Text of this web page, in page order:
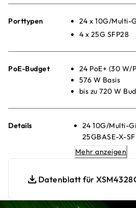
Porttypen
24 x 10G/Multi-
4 x 25G SFP28
PoE-Budget
24 PoE+ (30 W/
576 W Basis
bis zu 720 W
Details
24 10G/Multi-
25GBASE-X-
880 W internes
1 Steckplatz für
Beliebiges
Mehr anzeigen
Datenblatt für